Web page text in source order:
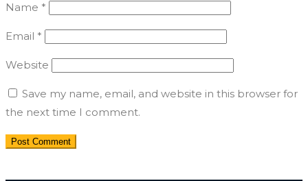
Name *
Email *
Website
Save my name, email, and website in this browser for
the next time I comment.